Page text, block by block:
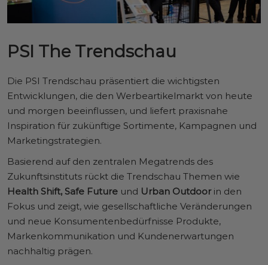
PSI The Trendschau
Die PSI Trendschau präsentiert die wichtigsten
Entwicklungen, die den Werbeartikelmarkt von heute
und morgen beeinflussen, und liefert praxisnahe
Inspiration für zukünftige Sortimente, Kampagnen und
Marketingstrategien.
Basierend auf den zentralen Megatrends des
Zukunftsinstituts rückt die Trendschau Themen wie
Health Shift, Safe Future und Urban Outdoorin den
Fokus und zeigt, wie gesellschaftliche Veränderungen
und neue Konsumentenbedürfnisse Produkte,
Markenkommunikation und Kundenerwartungen
nachhaltig prägen.